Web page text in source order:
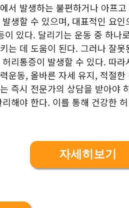
서 발생하는 불편하거나 아프
생할 수 있으며, 대표적인 요
이 있다. 달리기는 운동 중 하나
는 데 도움이 된다. 그러나 잘
리통증이 발생할 수 있다. 따
운동, 올바른 자세 유지, 적절
즉시 전문가의 상담을 받아야
해야 한다. 이를 통해 건강한
자세히보기